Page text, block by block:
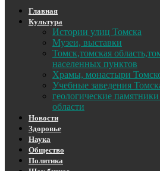
Главная
Культура
Истории улиц Томска
Музеи, выставки
Томск,томская
населенных пунктов
Храмы, монастыри
Учебные заведения
геологические
области
Новости
Здоровье
Наука
Общество
Политика